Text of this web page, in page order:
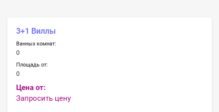
3+1 Виллы
Ванных комнат:
0
Площадь от:
0
Цена от:
Запросить цену